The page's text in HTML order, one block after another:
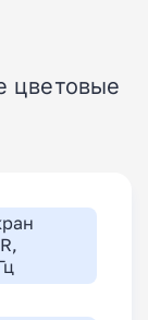
цветовые